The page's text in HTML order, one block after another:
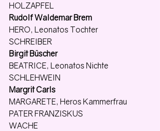
HOLZAPFEL
Rudolf Waldemar Brem
HERO, Leonatos Tochter
SCHREIBER
Birgit Büscher
BEATRICE, Leonatos Nichte
SCHLEHWEIN
Margrit Carls
MARGARETE, Heros Kammerfrau
PATER FRANZISKUS
WACHE